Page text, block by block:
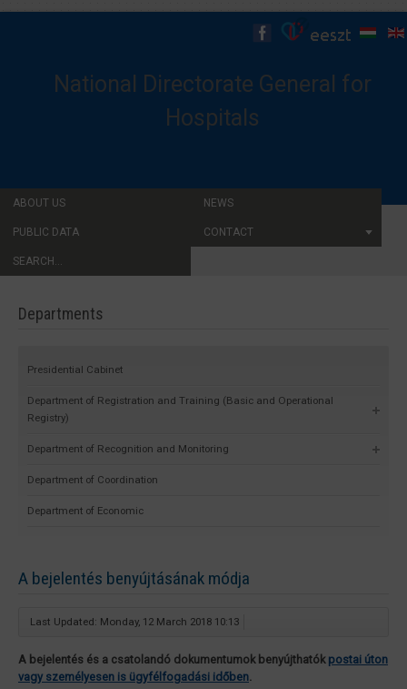
ABOUT US NEWS
PUBLIC DATA CONTACT
SEARCH...
National Directorate General for
Hospitals
Departments
Presidential Cabinet
Department of Registration and Training (Basic and Operational
Registry)
Department of Recognition and Monitoring
Department of Coordination
Department of Economic
A bejelentés benyújtásának módja
Last Updated: Monday, 12 March 2018 10:13
A bejelentés és a csatolandó dokumentumok benyújthatók postai úton
vagy személyesen is ügyfélfogadási időben.